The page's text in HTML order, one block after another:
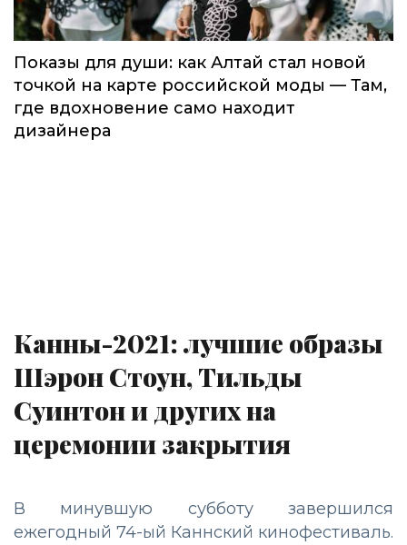
Показы для души: как Алтай стал новой
точкой на карте российской моды — Там,
где вдохновение само находит
дизайнера
Канны-2021: лучшие образы
Шэрон Стоун, Тильды
Суинтон и других на
церемонии закрытия
В минувшую субботу завершился
ежегодный 74-ый Каннский кинофестиваль.